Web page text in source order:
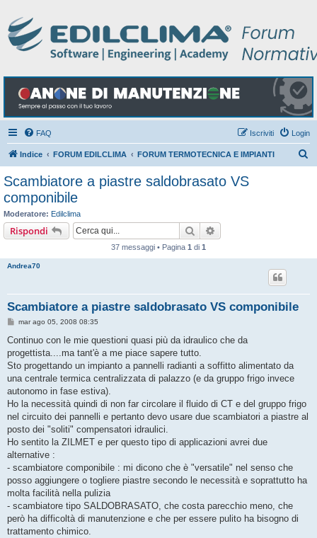
FAQ Login
Iscriviti
Indice FORUM EDILCLIMA FORUM TERMOTECNICA E IMPIANTI
Scambiatore a piastre saldobrasato VS
componibile
Moderatore: Edilclima
Rispondi Cerca
37 messaggi • Pagina 1 di 1
Andrea70
Scambiatore a piastre saldobrasato VS componibile
M
s
a
g
i
o
mar ago 05, 2008 08:35
Continuo con le mie questioni quasi più da idraulico che da
progettista....ma tant'è a me piace sapere tutto.
Sto progettando un impianto a pannelli radianti a soffitto alimentato da
una centrale termica centralizzata di palazzo (e da gruppo frigo invece
autonomo in fase estiva).
Ho la necessità quindi di non far circolare il fluido di CT e del gruppo frigo
nel circuito dei pannelli e pertanto devo usare due scambiatori a piastre al
posto dei "soliti" compensatori idraulici.
Ho sentito la ZILMET e per questo tipo di applicazioni avrei due
alternative :
- scambiatore componibile : mi dicono che è "versatile" nel senso che
posso aggiungere o togliere piastre secondo le necessità e soprattutto ha
molta facilità nella pulizia
- scambiatore tipo SALDOBRASATO, che costa parecchio meno, che
però ha difficoltà di manutenzione e che per essere pulito ha bisogno di
trattamento chimico.